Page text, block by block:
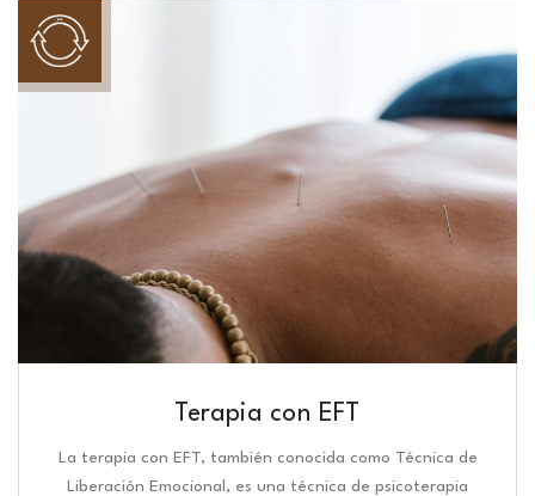
Terapia con EFT
La terapia con EFT, también conocida como Técnica de
Liberación Emocional, es una técnica de psicoterapia